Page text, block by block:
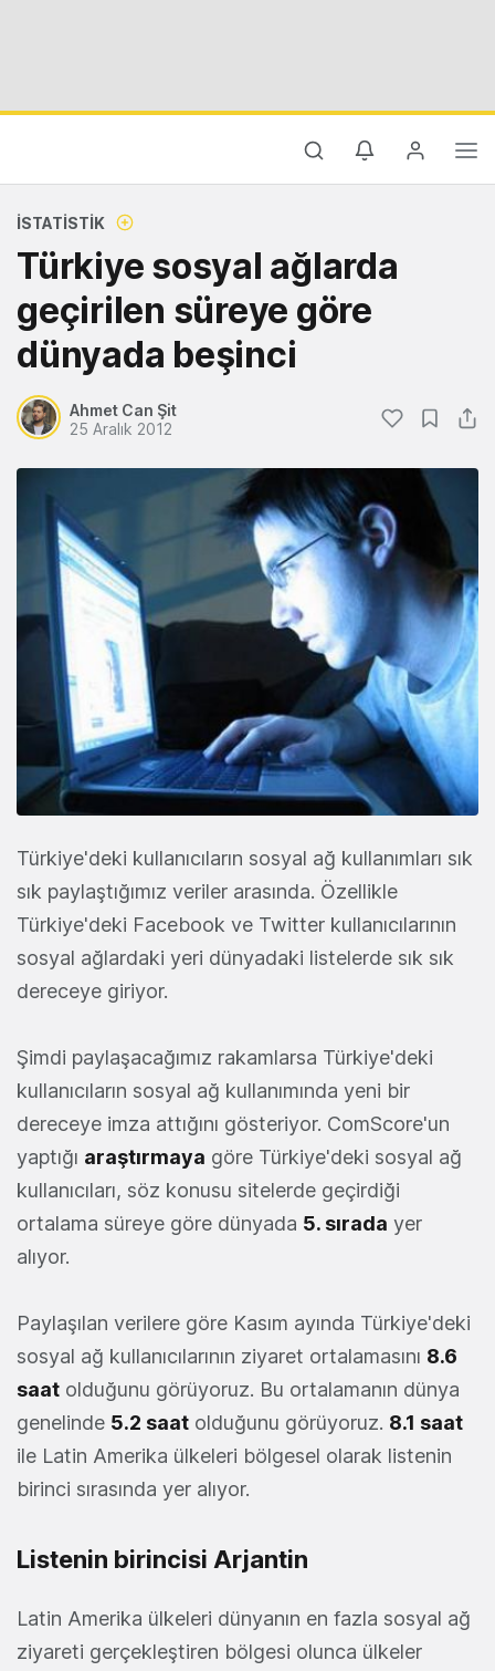
İSTATISTIK
Türkiye sosyal ağlarda
geçirilen süreye göre
dünyada beşinci
Ahmet Can Şit
25 Aralık 2012
Türkiye'deki kullanıcıların sosyal ağ kullanımları sık
sık paylaştığımız veriler arasında. Özellikle
Türkiye'deki Facebook ve Twitter kullanıcılarının
sosyal ağlardaki yeri dünyadaki listelerde sık sık
dereceye giriyor.
Şimdi paylaşacağımız rakamlarsa Türkiye'deki
kullanıcıların sosyal ağ kullanımında yeni bir
dereceye imza attığını gösteriyor. ComScore'un
yaptığı araştırmaya göre Türkiye'deki sosyal ağ
kullanıcıları, söz konusu sitelerde geçirdiği
ortalama süreye göre dünyada 5. sırada yer
alıyor.
Paylaşılan verilere göre Kasım ayında Türkiye'deki
sosyal ağ kullanıcılarının ziyaret ortalamasını 8.6
saat olduğunu görüyoruz. Bu ortalamanın dünya
genelinde 5.2 saat olduğunu görüyoruz. 8.1 saat
ile Latin Amerika ülkeleri bölgesel olarak listenin
birinci sırasında yer alıyor.
Listenin birincisi Arjantin
Latin Amerika ülkeleri dünyanın en fazla sosyal ağ
ziyareti gerçekleştiren bölgesi olunca ülkeler